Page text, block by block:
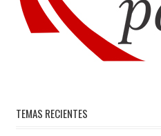
TEMAS RECIENTES